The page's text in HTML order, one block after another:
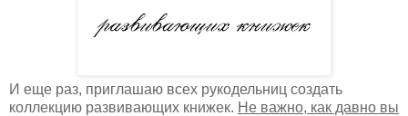
И еще раз, приглашаю всех рукодельниц создать
коллекцию развивающих книжек. Не важно, как давно вы